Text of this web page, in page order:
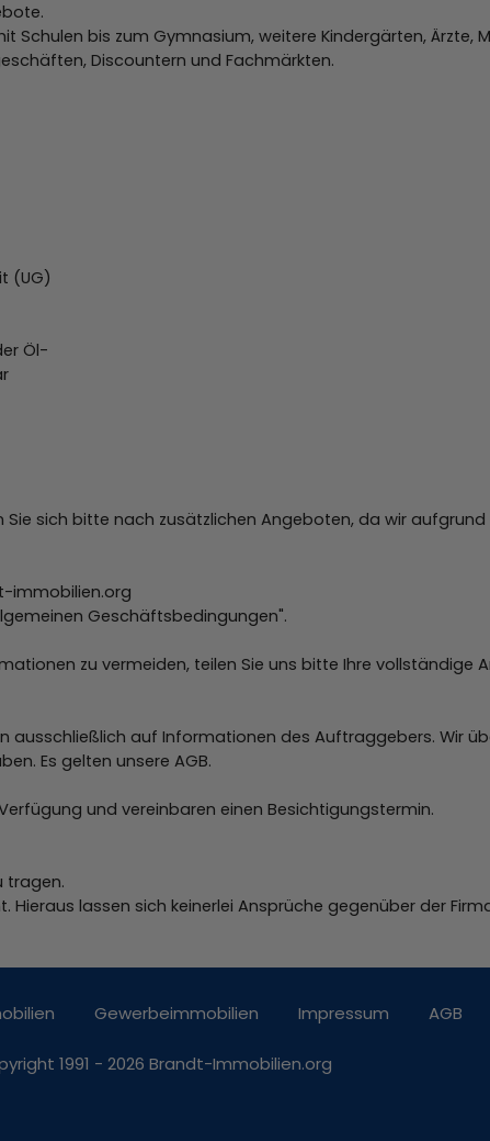
Schulen bis zum Gymnasium, weitere Kindergärten, Ärzte,
Discountern und Fachmärkten.
(UG)
Öl-
Sie sich bitte nach zusätzlichen Angeboten, da wir
immobilien.org
Geschäftsbedingungen".
zu vermeiden, teilen Sie uns bitte Ihre vollständige
ausschließlich auf Informationen des Auftraggebers. Wir
Es gelten unsere AGB.
und vereinbaren einen Besichtigungstermin.
tragen.
lassen sich keinerlei Ansprüche gegenüber der
Gewerbeimmobilien Impressum AGB
1991 - 2026 Brandt-Immobilien.org